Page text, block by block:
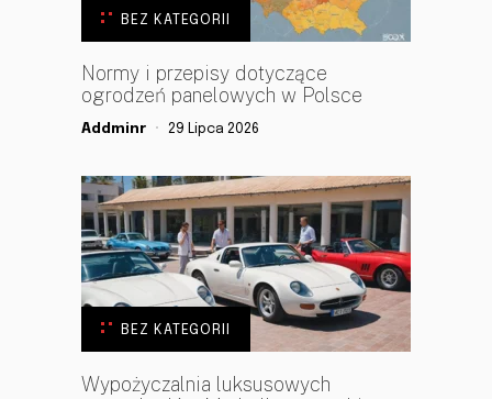
BEZ KATEGORII
Normy i przepisy dotyczące
ogrodzeń panelowych w Polsce
Addminr 29 Lipca 2026
BEZ KATEGORII
Wypożyczalnia luksusowych